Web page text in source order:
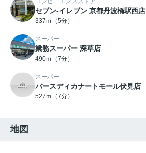
セブン-イレブン 京都丹波橋駅西店
337ｍ（5分）
スーパー
業務スーパー 深草店
490ｍ（7分）
スーパー
バースディカナートモール伏見店
527ｍ（7分）
地図